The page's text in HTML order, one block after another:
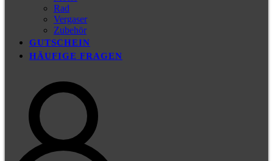
Rad
Vergaser
Zubehör
GUTSCHEIN
HÄUFIGE FRAGEN